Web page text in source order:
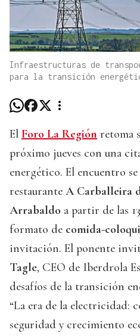
Infraestructuras de
para la transición
El Foro La Región retoma
próximo jueves con una
energético. El encuentro
restaurante A Carballeira
Arrabaldo a partir de las
formato de comida-
invitación. El ponente
Tagle, CEO de Iberdrola
desafíos de la transición
“La era de la electricidad:
seguridad y crecimiento